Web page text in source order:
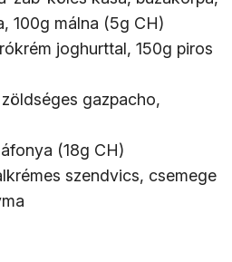
100g málna (5g CH)
joghurttal, 150g piros
gazpacho,
(18g CH)
szendvics, csemege